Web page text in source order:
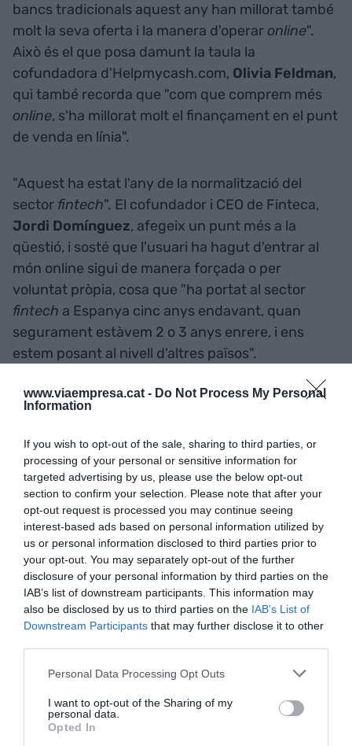
www.viaempresa.cat - Do Not Process My Personal
Information
If you wish to opt-out of the sale, sharing to third parties, or
processing of your personal or sensitive information for
targeted advertising by us, please use the below opt-out
section to confirm your selection. Please note that after your
opt-out request is processed you may continue seeing
interest-based ads based on personal information utilized by
us or personal information disclosed to third parties prior to
your opt-out. You may separately opt-out of the further
disclosure of your personal information by third parties on the
IAB’s list of downstream participants. This information may
also be disclosed by us to third parties on the IAB’s List of
Downstream Participants that may further disclose it to other
Personal Data Processing Opt Outs
I want to opt-out of the Sharing of my
personal data.
Opted In
bancs tradicionals aquest any han millorat també
molt la seva oferta i la manera d'operaronline".
Això és el que posa damunt la taula la
cofundadora d'Helpmycash.com, Olivia Feldman,
qui també recorda que "com que comprem més
online, s'ha millorat molt el finançament en el punt
de venda en línia".
"Aquest ha estat l'any de la normalització del
sector fintech". El cofundador i CEO de Finteca,
Jordi Domínguez, afegeix un punt més a la
qüestió, i sosté que l'usuari ha hagut d'entrar al
món online sigui de manera forçada o per
voluntat pròpia, cosa que "ha portat al sector
fintech a Espanya cinc anys endavant, quan
segurament estàvem 2 o 3 anys enrere, i ens
estem posant al nivell d'altres països".
Domínguez: "La covid-19 ha
portat al sector 'fintech'a
Espanya cinc anys
endavant, quan segurament
estàvem 2 o 3 anys enrere, i
ens estem posant al nivell
d'altres països"
Però això no vol dir que, després de la pandèmia,
la vida es converteixi en una cosa 100% digital.
Segons Domínguez, encara que el canvi a digital
de regressió de gent que vol la comoditat, l'oficina
a tocar i evolucionarem cap a un model més